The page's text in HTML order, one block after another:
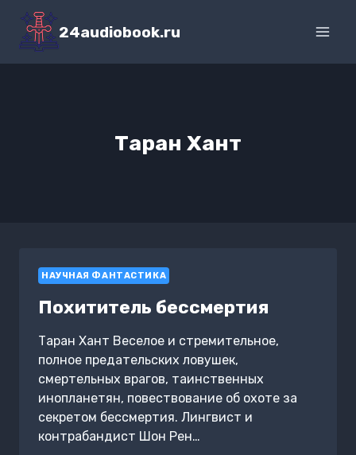
Перейти
содержимому
24audiobook.ru
Таран Хант
НАУЧНАЯ ФАНТАСТИКА
Похититель бессмертия
Таран Хант Веселое и стремительное,
полное предательских ловушек,
смертельных врагов, таинственных
инопланетян, повествование об охоте за
секретом бессмертия. Лингвист и
контрабандист Шон Рен…